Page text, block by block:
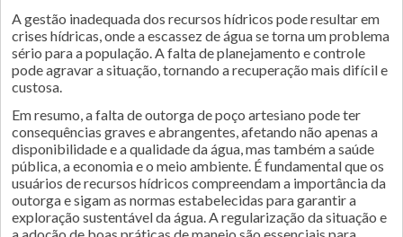
A gestão inadequada dos recursos hídricos pode resultar em
crises hídricas, onde a escassez de água se torna um problema
sério para a população. A falta de planejamento e controle
pode agravar a situação, tornando a recuperação mais difícil e
custosa.
Em resumo, a falta de outorga de poço artesiano pode ter
consequências graves e abrangentes, afetando não apenas a
disponibilidade e a qualidade da água, mas também a saúde
pública, a economia e o meio ambiente. É fundamental que os
usuários de recursos hídricos compreendam a importância da
outorga e sigam as normas estabelecidas para garantir a
exploração sustentável da água. A regularização da situação e